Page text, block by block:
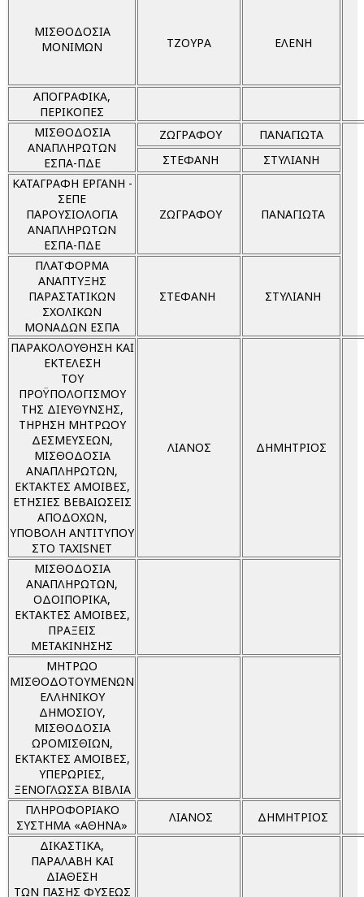
ΜΙΣΘΟΔΟΣΙΑ
ΜΟΝΙΜΩΝ
ΤΖΟΥΡΑ ΕΛΕΝΗ
ΑΠΟΓΡΑΦΙΚΑ,
ΠΕΡΙΚΟΠΕΣ
ΜΙΣΘΟΔΟΣΙΑ
ΑΝΑΠΛΗΡΩΤΩΝ
ΕΣΠΑ-ΠΔΕ
ΖΩΓΡΑΦΟΥ
ΠΑΝΑΓΙΩΤΑ
ΣΤΕΦΑΝΗ
ΣΤΥΛΙΑΝΗ
ΚΑΤΑΓΡΑΦΗ ΕΡΓΑΝΗ -
ΣΕΠΕ
ΠΑΡΟΥΣΙΟΛΟΓΙΑ
ΑΝΑΠΛΗΡΩΤΩΝ
ΕΣΠΑ-ΠΔΕ
ΖΩΓΡΑΦΟΥ ΠΑΝΑΓΙΩΤΑ
ΠΛΑΤΦΟΡΜΑ
ΑΝΑΠΤΥΞΗΣ
ΠΑΡΑΣΤΑΤΙΚΩΝ
ΣΧΟΛΙΚΩΝ
ΜΟΝΑΔΩΝ ΕΣΠΑ
ΣΤΕΦΑΝΗ ΣΤΥΛΙΑΝΗ
ΠΑΡΑΚΟΛΟΥΘΗΣΗ ΚΑΙ
ΕΚΤΕΛΕΣΗ
ΤΟΥ
ΠΡΟΫΠΟΛΟΓΙΣΜΟΥ
ΤΗΣ ΔΙΕΥΘΥΝΣΗΣ,
ΤΗΡΗΣΗ ΜΗΤΡΩΟΥ
ΔΕΣΜΕΥΣΕΩΝ,
ΜΙΣΘΟΔΟΣΙΑ
ΑΝΑΠΛΗΡΩΤΩΝ,
ΕΚΤΑΚΤΕΣ ΑΜΟΙΒΕΣ,
ΕΤΗΣΙΕΣ ΒΕΒΑΙΩΣΕΙΣ
ΑΠΟΔΟΧΩΝ,
ΥΠΟΒΟΛΗ ΑΝΤΙΤΥΠΟΥ
ΣΤΟ TAXISNET
ΛΙΑΝΟΣ ΔΗΜΗΤΡΙΟΣ
ΜΙΣΘΟΔΟΣΙΑ
ΑΝΑΠΛΗΡΩΤΩΝ,
ΟΔΟΙΠΟΡΙΚΑ,
ΕΚΤΑΚΤΕΣ ΑΜΟΙΒΕΣ,
ΠΡΑΞΕΙΣ
ΜΕΤΑΚΙΝΗΣΗΣ
ΜΗΤΡΩΟ
ΜΙΣΘΟΔΟΤΟΥΜΕΝΩΝ
ΕΛΛΗΝΙΚΟΥ
ΔΗΜΟΣΙΟΥ,
ΜΙΣΘΟΔΟΣΙΑ
ΩΡΟΜΙΣΘΙΩΝ,
ΕΚΤΑΚΤΕΣ ΑΜΟΙΒΕΣ,
ΥΠΕΡΩΡΙΕΣ,
ΞΕΝΟΓΛΩΣΣΑ ΒΙΒΛΙΑ
ΠΛΗΡΟΦΟΡΙΑΚΟ
ΣΥΣΤΗΜΑ «ΑΘΗΝΑ»
ΛΙΑΝΟΣ
ΔΗΜΗΤΡΙΟΣ
ΔΙΚΑΣΤΙΚΑ,
ΠΑΡΑΛΑΒΗ ΚΑΙ
ΔΙΑΘΕΣΗ
ΤΩΝ ΠΑΣΗΣ ΦΥΣΕΩΣ